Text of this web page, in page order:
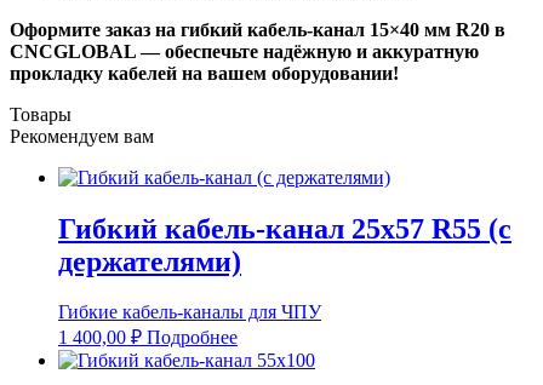
Оформите заказ на гибкий кабель-канал 15×40 мм R20 в
CNCGLOBAL — обеспечьте надёжную и аккуратную
прокладку кабелей на вашем оборудовании!
Товары
Рекомендуем вам
Гибкий кабель-канал 25х57 R55 (с
держателями)
Гибкие кабель-каналы для ЧПУ
1 400,00 ₽ Подробнее